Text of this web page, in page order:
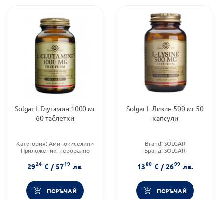
Solgar L-Глутамин 1000 мг
60 таблетки
Категория: Аминокиселини
Приложение: перорално
2924 € / 5719 лв.
ПОРЪЧАЙ
Solgar L-Лизин 500 мг 50
капсули
Brand: SOLGAR
Бранд: SOLGAR
1380 € / 2699 лв.
ПОРЪЧАЙ